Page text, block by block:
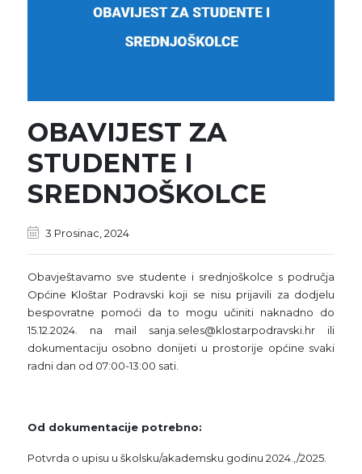
OBAVIJEST ZA
STUDENTE I
SREDNJOŠKOLCE
3 Prosinac, 2024
Obavještavamo sve studente i srednjoškolce s područja
Općine Kloštar Podravski koji se nisu prijavili za dodjelu
bespovratne pomoći da to mogu učiniti naknadno do
15.12.2024. na mail sanja.seles@klostarpodravski.hr ili
dokumentaciju osobno donijeti u prostorije općine svaki
radni dan od 07:00-13:00 sati.
Od dokumentacije potrebno:
Potvrda o upisu u školsku/akademsku godinu 2024.,/2025.